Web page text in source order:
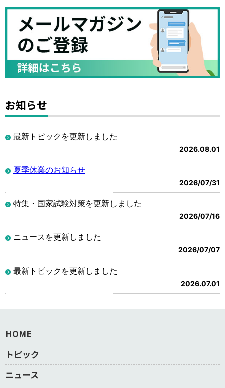
お知らせ
最新トピックを更新しました
2026.08.01
夏季休業のお知らせ
2026/07/31
特集・国家試験対策を更新しました
2026/07/16
ニュースを更新しました
2026/07/07
最新トピックを更新しました
2026.07.01
HOME
トピック
ニュース